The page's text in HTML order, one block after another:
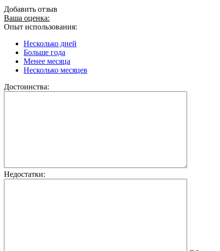
Добавить отзыв
Ваша оценка:
Опыт использования:
Несколько дней
Больше года
Менее месяца
Несколько месяцев
Достоинства:
Недостатки: